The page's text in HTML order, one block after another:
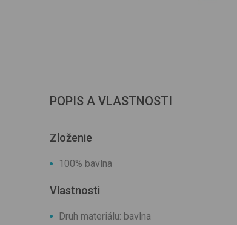
POPIS A VLASTNOSTI
Zloženie
100% bavlna
Vlastnosti
Druh materiálu: bavlna